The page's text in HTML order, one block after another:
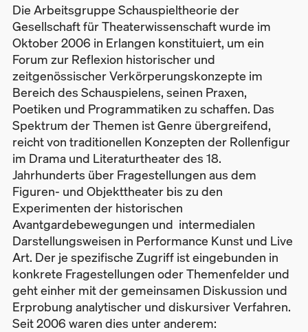
Die Arbeitsgruppe Schauspieltheorie der
Gesellschaft für Theaterwissenschaft wurde im
Oktober 2006 in Erlangen konstituiert, um ein
Forum zur Reflexion historischer und
zeitgenössischer Verkörperungskonzepte im
Bereich des Schauspielens, seinen Praxen,
Poetiken und Programmatiken zu schaffen. Das
Spektrum der Themen ist Genre übergreifend,
reicht von traditionellen Konzepten der Rollenfigur
im Drama und Literaturtheater des 18.
Jahrhunderts über Fragestellungen aus dem
Figuren- und Objekttheater bis zu den
Experimenten der historischen
Avantgardebewegungen und intermedialen
Darstellungsweisen in Performance Kunst und Live
Art. Der je spezifische Zugriff ist eingebunden in
konkrete Fragestellungen oder Themenfelder und
geht einher mit der gemeinsamen Diskussion und
Erprobung analytischer und diskursiver Verfahren.
Seit 2006 waren dies unter anderem: